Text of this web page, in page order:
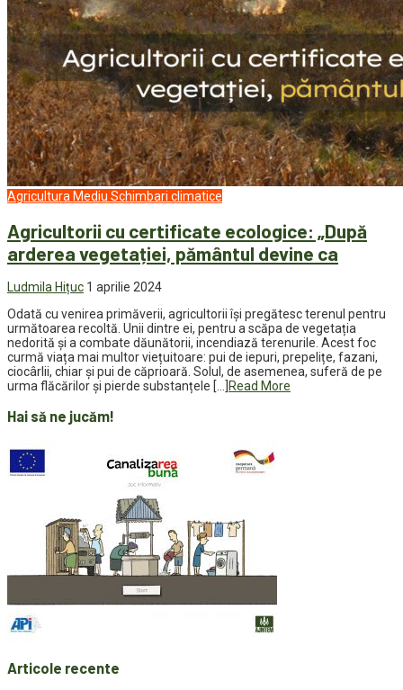
Agricultura Mediu Schimbari climatice
Agricultorii cu certificate ecologice: „După
arderea vegetației, pământul devine ca
Ludmila Hițuc 1 aprilie 2024
Odată cu venirea primăverii, agricultorii își pregătesc terenul pentru
următoarea recoltă. Unii dintre ei, pentru a scăpa de vegetația
nedorită și a combate dăunătorii, incendiază terenurile. Acest foc
curmă viața mai multor viețuitoare: pui de iepuri, prepelițe, fazani,
ciocârlii, chiar și pui de căprioară. Solul, de asemenea, suferă de pe
urma flăcărilor și pierde substanțele […]
Read More
Hai să ne jucăm!
Articole recente